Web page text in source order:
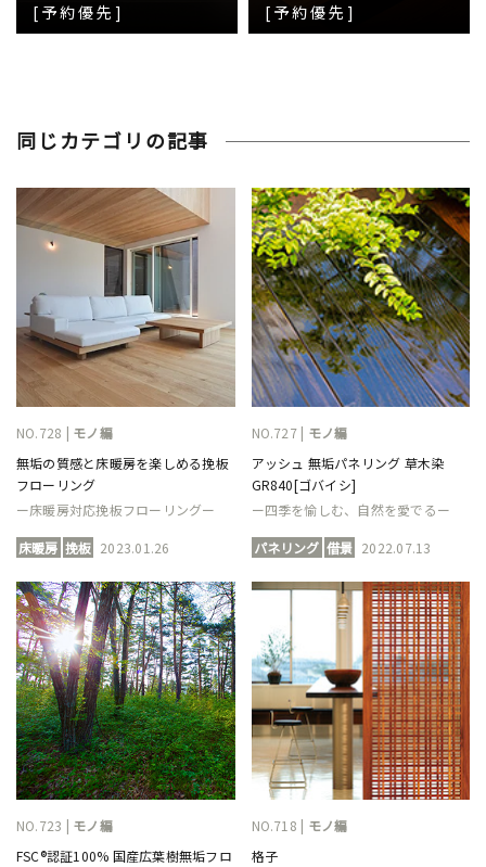
[予約優先] [予約優先]
同じカテゴリの記事
NO.728 | モノ編
無垢の質感と床暖房を楽しめる挽板
フローリング
ー床暖房対応挽板フローリングー
床暖房 挽板 2023.01.26
NO.727 | モノ編
アッシュ 無垢パネリング 草木染
GR840[ゴバイシ]
ー四季を愉しむ、自然を愛でるー
パネリング 借景 2022.07.13
NO.723 | モノ編
FSC®認証100% 国産広葉樹無垢フロ
NO.718 | モノ編
格子